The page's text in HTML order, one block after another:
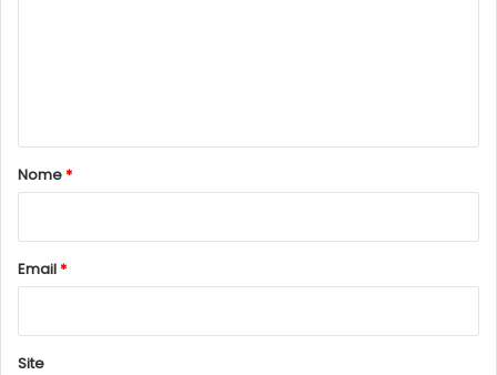
r
*
Nome*
Email*
Site